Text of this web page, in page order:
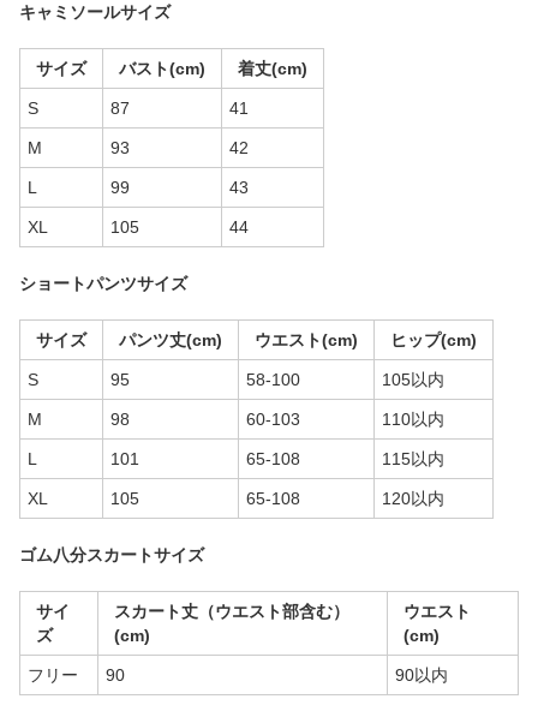
キャミソールサイズ
サイズ バスト(cm) 着丈(cm)
S 87 41
M 93 42
L 99 43
XL 105 44
ショートパンツサイズ
サイズ パンツ丈(cm) ウエスト(cm) ヒップ(cm)
S 95 58-100 105以内
M 98 60-103 110以内
L 101 65-108 115以内
XL 105 65-108 120以内
ゴム八分スカートサイズ
サイ
ズ
スカート丈（ウエスト部含む）
(cm)
ウエスト
(cm)
フリー 90 90以内